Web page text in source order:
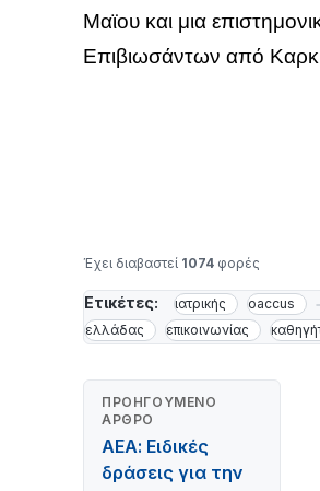
Μαϊου και μια
Επιβιωσάντων από
Έχει διαβαστεί 1074 φορές
Ετικέτες: ιατρικής oaccus
ελλάδας
επικοινωνίας
ΠΡΟΗΓΟΎΜΕΝΟ
ΆΡΘΡΟ
ΑΕΑ: Ειδικές
δράσεις για την